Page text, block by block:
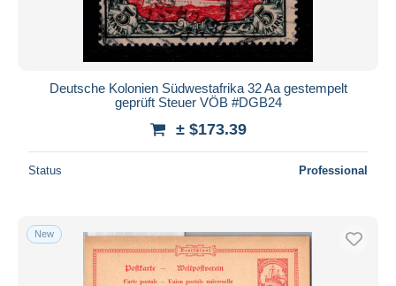
Deutsche Kolonien Südwestafrika 32 Aa gestempelt
geprüft Steuer VÖB #DGB24
± $173.39
Status Professional
New